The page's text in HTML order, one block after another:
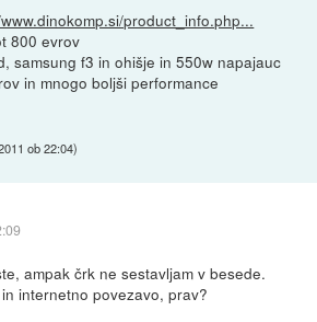
product_info.php...
800 evrov
samsung f3 in ohišje in 550w napajauc
in mnogo boljši performance
ob 22:04)
ampak črk ne sestavljam v besede.
internetno povezavo, prav?